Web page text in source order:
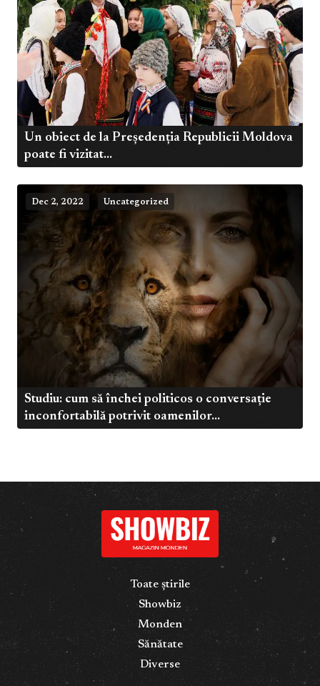
Un obiect de la Președenția Republicii Moldova
poate fi vizitat...
Dec 2, 2022 Uncategorized
Studiu: cum să închei politicos o conversație
inconfortabilă potrivit oamenilor...
Toate știrile
Showbiz
Monden
Sănătate
Diverse